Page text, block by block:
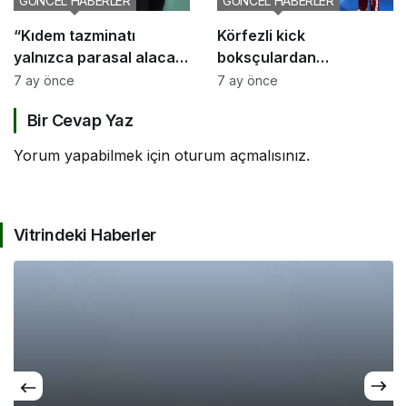
“Kıdem tazminatı
yalnızca parasal alacak
değil, sosyal bir haktır”
7 ay önce
Körfezli kick
boksçulardan
şampiyona öncesi güç
7 ay önce
Bir Cevap Yaz
Yorum yapabilmek için oturum açmalısınız.
Vitrindeki Haberler